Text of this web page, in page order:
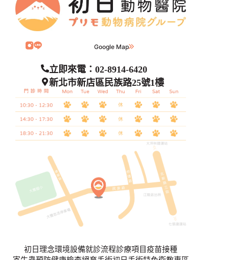
Google Map
立即來電：02-8914-6420
新北市新店區民族路25號1樓
初日理念環境設備就診流程診療項目疫苗接種